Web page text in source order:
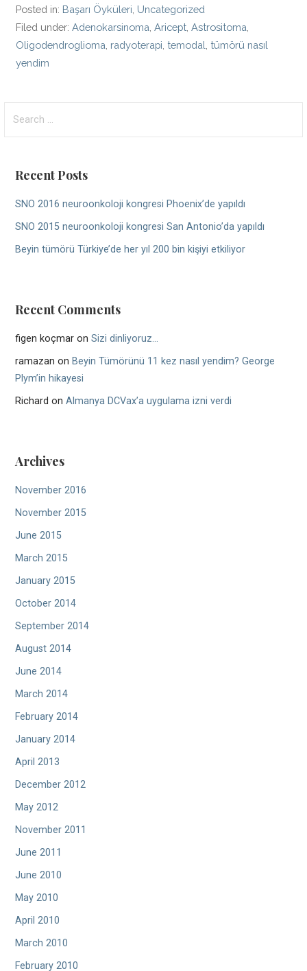
Posted in: Başarı Öyküleri, Uncategorized
Filed under:Adenokarsinoma,Aricept,Astrositoma,
Oligodendroglioma, radyoterapi,temodal,tümörü nasıl
yendim
for:
Recent Posts
SNO 2016 neuroonkoloji kongresi Phoenix’de yapıldı
SNO 2015 neuroonkoloji kongresi San Antonio’da yapıldı
Beyin tümörü Türkiye’de her yıl 200 bin kişiyi etkiliyor
Recent Comments
figen koçmar onSizi dinliyoruz…
ramazan on Beyin Tümörünü 11 kez nasıl yendim? George
Plym’in hikayesi
Richard onAlmanya DCVax’a uygulama izni verdi
Archives
November 2016
November 2015
June 2015
March 2015
January 2015
October 2014
September 2014
August 2014
June 2014
March 2014
February 2014
January 2014
April 2013
December 2012
May 2012
November 2011
June 2011
June 2010
May 2010
April 2010
March 2010
February 2010